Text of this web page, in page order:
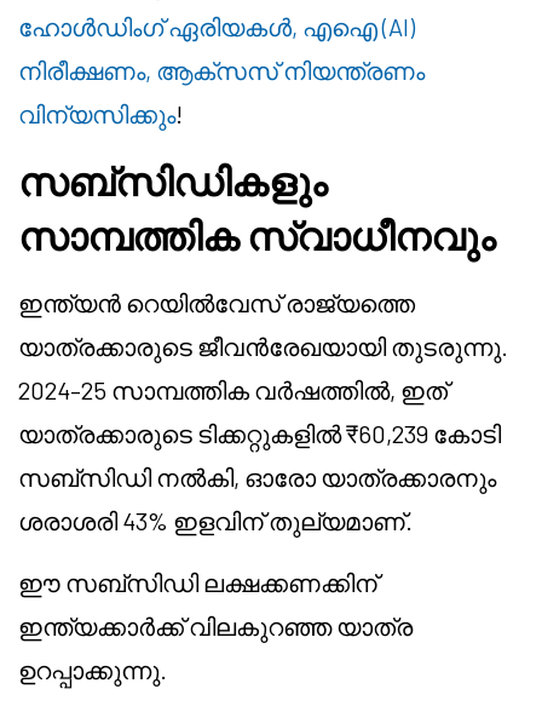
ഹോൾഡിംഗ് ഏരിയകൾ, എഐ (AI)
നിരീക്ഷണം, ആക്സസ് നിയന്ത്രണം
വിന്യസിക്കും!
സബ്സിഡികളും
സാമ്പത്തിക സ്വാധീനവും
ഇന്ത്യൻ റെയിൽവേസ് രാജ്യത്തെ
യാത്രക്കാരുടെ ജീവൻരേഖയായി തുടരുന്നു.
2024–25 സാമ്പത്തിക വർഷത്തിൽ, ഇത്
യാത്രക്കാരുടെ ടിക്കറ്റുകളിൽ ₹60,239 കോടി
സബ്സിഡി നൽകി, ഓരോ യാത്രക്കാരനും
ശരാശരി 43% ഇളവിന് തുല്യമാണ്.
ഈ സബ്സിഡി ലക്ഷക്കണക്കിന്
ഇന്ത്യക്കാർക്ക് വിലകുറഞ്ഞ യാത്ര
ഉറപ്പാക്കുന്നു.